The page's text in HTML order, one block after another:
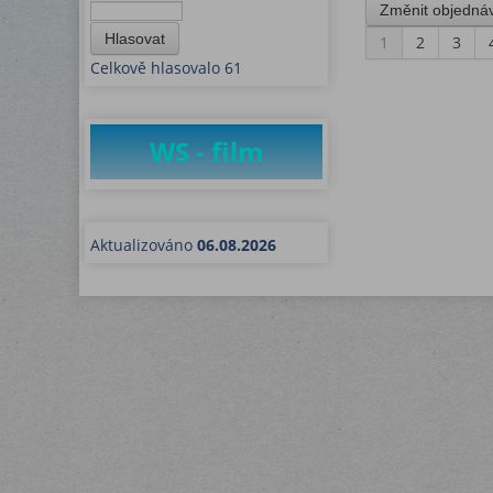
Hlasovat
Celkově hlasovalo 61
WS - film
Aktualizováno 06.08.2026
1 2 3